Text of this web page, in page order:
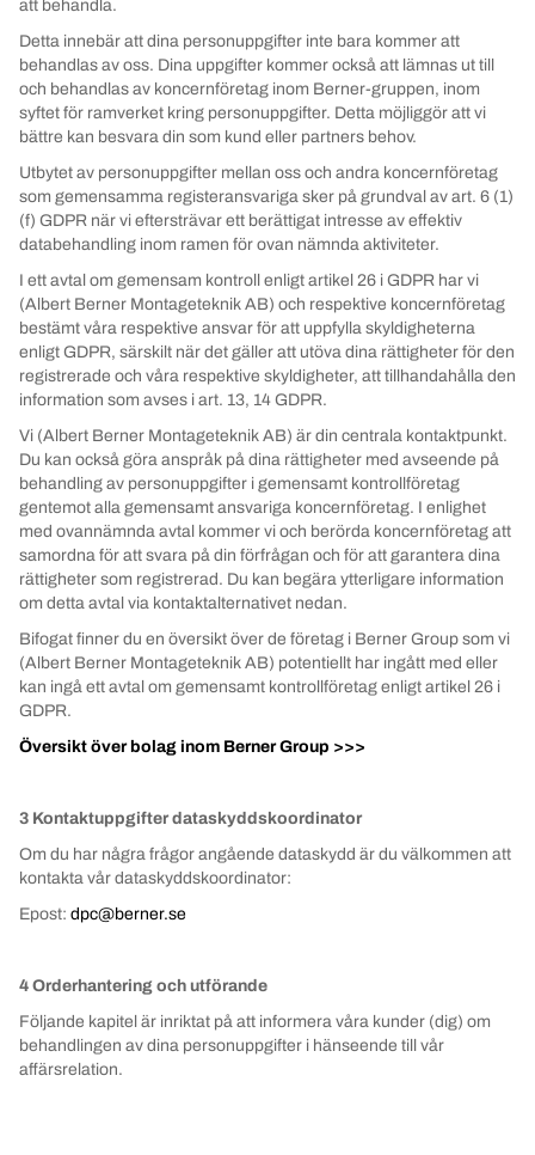
att behandla.
Detta innebär att dina personuppgifter inte bara kommer att
behandlas av oss. Dina uppgifter kommer också att lämnas ut till
och behandlas av koncernföretag inom Berner-gruppen, inom
syftet för ramverket kring personuppgifter. Detta möjliggör att vi
bättre kan besvara din som kund eller partners behov.
Utbytet av personuppgifter mellan oss och andra koncernföretag
som gemensamma registeransvariga sker på grundval av art. 6 (1)
(f) GDPR när vi eftersträvar ett berättigat intresse av effektiv
databehandling inom ramen för ovan nämnda aktiviteter.
I ett avtal om gemensam kontroll enligt artikel 26 i GDPR har vi
(Albert Berner Montageteknik AB) och respektive koncernföretag
bestämt våra respektive ansvar för att uppfylla skyldigheterna
enligt GDPR, särskilt när det gäller att utöva dina rättigheter för den
registrerade och våra respektive skyldigheter, att tillhandahålla den
information som avses i art. 13, 14 GDPR.
Vi (Albert Berner Montageteknik AB) är din centrala kontaktpunkt.
Du kan också göra anspråk på dina rättigheter med avseende på
behandling av personuppgifter i gemensamt kontrollföretag
gentemot alla gemensamt ansvariga koncernföretag. I enlighet
med ovannämnda avtal kommer vi och berörda koncernföretag att
samordna för att svara på din förfrågan och för att garantera dina
rättigheter som registrerad. Du kan begära ytterligare information
om detta avtal via kontaktalternativet nedan.
Bifogat finner du en översikt över de företag i Berner Group som vi
(Albert Berner Montageteknik AB) potentiellt har ingått med eller
kan ingå ett avtal om gemensamt kontrollföretag enligt artikel 26 i
GDPR.
Översikt över bolag inom Berner Group >>>
3 Kontaktuppgifter dataskyddskoordinator
Om du har några frågor angående dataskydd är du välkommen att
kontakta vår dataskyddskoordinator:
Epost: dpc@berner.se
4 Orderhantering och utförande
Följande kapitel är inriktat på att informera våra kunder (dig) om
behandlingen av dina personuppgifter i hänseende till vår
affärsrelation.